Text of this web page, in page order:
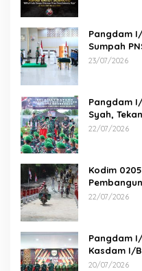
Pangdam
Sumpah
23/07/2026
Pangdam
Syah,
Kesiapan
22/07/2026
Kodim
Pernantin
22/07/2026
Pangdam
Kasdam I/
serta
20/07/2026